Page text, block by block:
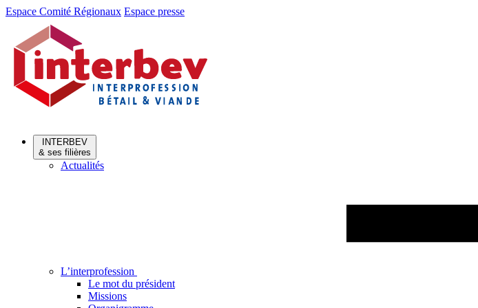
Aller
Aller
contenu
Espace Comité Régionaux Espace presse
INTERBEV
& ses filières
Actualités
L’interprofession
Le mot du président
Missions